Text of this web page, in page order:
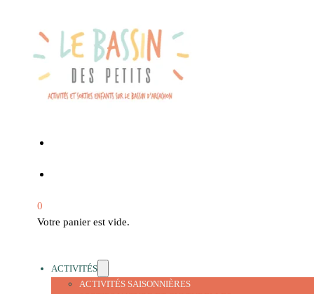
0
Votre panier est vide.
ACTIVITÉS
ACTIVITÉS SAISONNIÈRES